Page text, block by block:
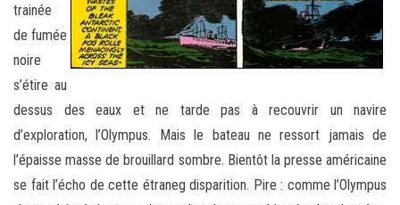
trainée
de fumée
noire
s’étire au
dessus des eaux et ne tarde pas à recouvrir un navire
d’exploration, l’Olympus. Mais le bateau ne ressort jamais de
l’épaisse masse de brouillard sombre. Bientôt la presse américaine
se fait l’écho de cette étraneg disparition. Pire : comme l’Olympus